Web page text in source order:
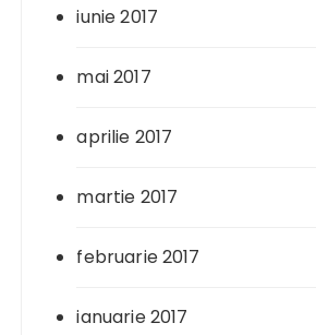
iunie 2017
mai 2017
aprilie 2017
martie 2017
februarie 2017
ianuarie 2017